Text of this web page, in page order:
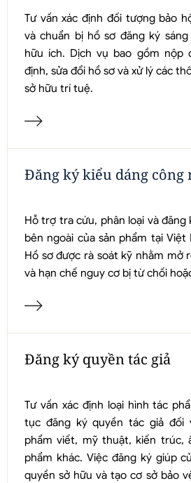
Tư vấn xác định đối tượng bảo
và chuẩn bị hồ sơ đăng ký
hữu ích. Dịch vụ bao gồm nộp
định, sửa đổi hồ sơ và xử lý các
sở hữu trí tuệ.
Đăng ký kiểu dáng công
Hỗ trợ tra cứu, phân loại và đăng
bên ngoài của sản phẩm tại Việt
Hồ sơ được rà soát kỹ nhằm mở
và hạn chế nguy cơ bị từ chối
Đăng ký quyền tác giả
Tư vấn xác định loại hình tác
tục đăng ký quyền tác giả đối
phẩm viết, mỹ thuật, kiến trúc,
phẩm khác. Việc đăng ký giúp
quyền sở hữu và tạo cơ sở bảo